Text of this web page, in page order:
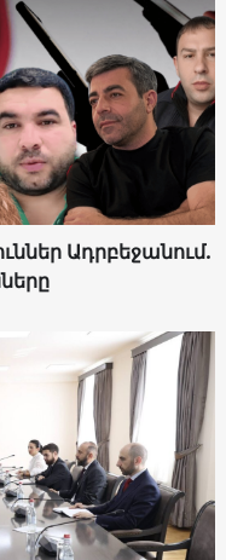
Ադրբեջանում.